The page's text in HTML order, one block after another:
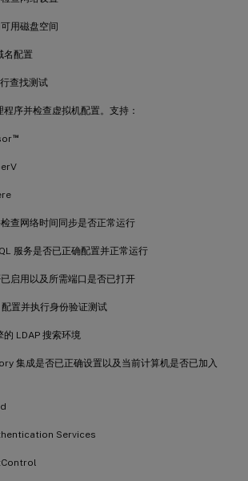
用磁盘空间
名配置
查找测试
序并检查虚拟机配置。支持：
™
查网络时间同步是否正常运行
服务是否已正确配置并正常运行
启用以及所需端口是否已打开
置并执行身份验证测试
LDAP 搜索环境
集成是否已正确设置以及当前计算机是否已加入
Services